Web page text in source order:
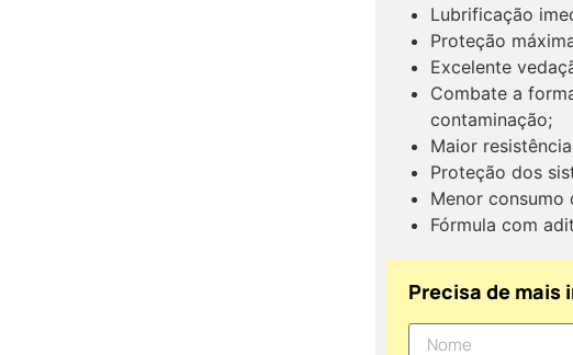
Lubrificação
Proteção
Excelente
Combate a
contaminação;
Maior
Proteção dos
Menor consumo
Fórmula com
Precisa de mais